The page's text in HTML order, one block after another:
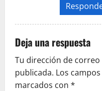
d
a
s
Deja una respuesta
Tu dirección de
publicada. Los
marcados con *